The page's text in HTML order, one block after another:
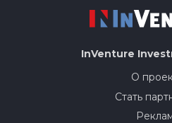
InVenture
О
Стать